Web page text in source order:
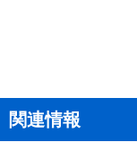
関連情報